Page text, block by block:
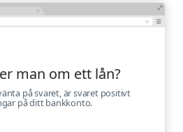
man om ett lån?
på svaret, är svaret positivt
på ditt bankkonto.